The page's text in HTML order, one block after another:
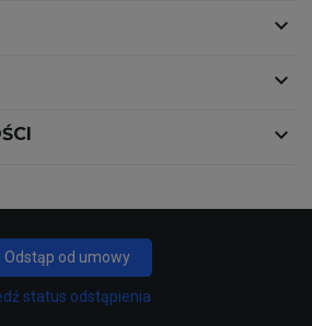
keyboard_arrow_down
keyboard_arrow_down
keyboard_arrow_down
Odstąp od umowy
status odstąpienia